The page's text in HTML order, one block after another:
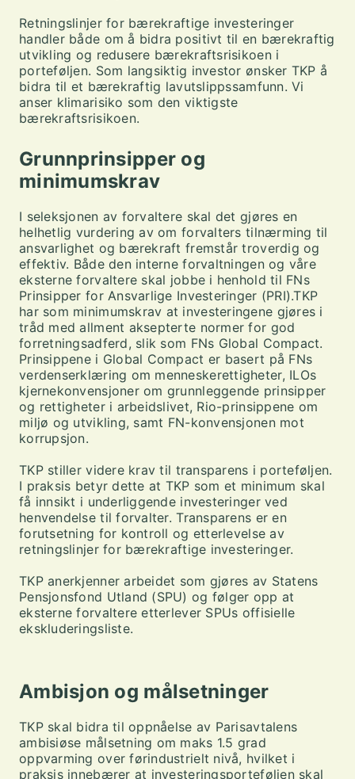
Retningslinjer for bærekraftige investeringer
handler både om å bidra positivt til en bærekraftig
utvikling og redusere bærekraftsrisikoen i
porteføljen. Som langsiktig investor ønsker TKP å
bidra til et bærekraftig lavutslippssamfunn. Vi
anser klimarisiko som den viktigste
bærekraftsrisikoen.
Grunnprinsipper og
minimumskrav
I seleksjonen av forvaltere skal det gjøres en
helhetlig vurdering av om forvalters tilnærming til
ansvarlighet og bærekraft fremstår troverdig og
effektiv. Både den interne forvaltningen og våre
eksterne forvaltere skal jobbe i henhold til FNs
Prinsipper for Ansvarlige Investeringer (PRI).TKP
har som minimumskrav at investeringene gjøres i
tråd med allment aksepterte normer for god
forretningsadferd, slik som FNs Global Compact.
Prinsippene i Global Compact er basert på FNs
verdenserklæring om menneskerettigheter, ILOs
kjernekonvensjoner om grunnleggende prinsipper
og rettigheter i arbeidslivet, Rio-prinsippene om
miljø og utvikling, samt FN-konvensjonen mot
korrupsjon.
TKP stiller videre krav til transparens i porteføljen.
I praksis betyr dette at TKP som et minimum skal
få innsikt i underliggende investeringer ved
henvendelse til forvalter. Transparens er en
forutsetning for kontroll og etterlevelse av
retningslinjer for bærekraftige investeringer.
TKP anerkjenner arbeidet som gjøres av Statens
Pensjonsfond Utland (SPU) og følger opp at
eksterne forvaltere etterlever SPUs offisielle
ekskluderingsliste.
Ambisjon og målsetninger
TKP skal bidra til oppnåelse av Parisavtalens
ambisiøse målsetning om maks 1.5 grad
oppvarming over førindustrielt nivå, hvilket i
praksis innebærer at investeringsporteføljen skal